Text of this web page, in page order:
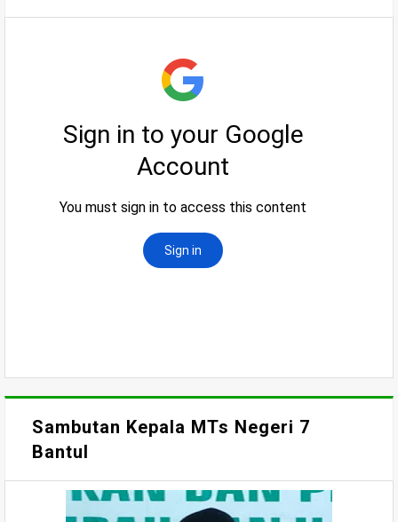
Sambutan Kepala MTs Negeri 7
Bantul